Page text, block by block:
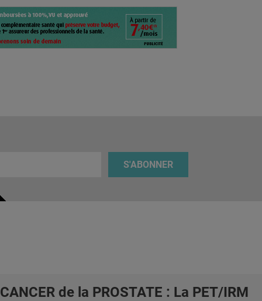
S'ABONNER
CANCER de la PROSTATE : La PET/IRM